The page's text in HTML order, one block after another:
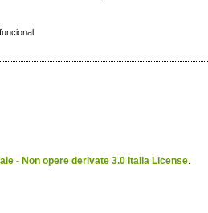
- Non opere derivate 3.0 Italia License.